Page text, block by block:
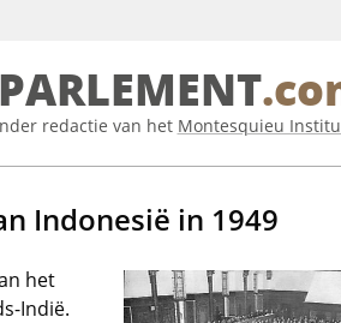
PARLEMENT
redactie van het Montesquieu
Indonesië in 1949
het
Indië.